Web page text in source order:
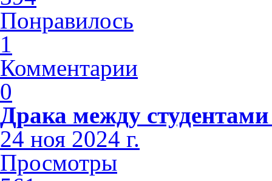
Понравилось
1
Комментарии
0
Драка между
24 ноя 2024 г.
Просмотры